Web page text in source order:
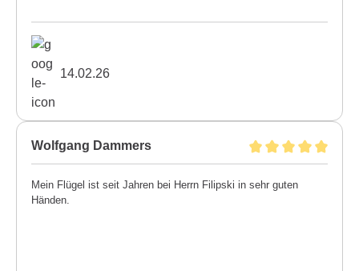
14.02.26
Wolfgang Dammers
Mein Flügel ist seit Jahren bei Herrn Filipski in sehr guten
Händen.